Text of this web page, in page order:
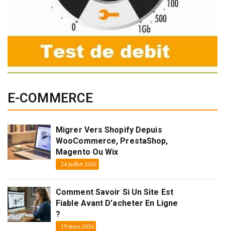
E-COMMERCE
Migrer Vers Shopify Depuis
WooCommerce, PrestaShop,
Magento Ou Wix
24 juillet 2026
Comment Savoir Si Un Site Est
Fiable Avant D’acheter En Ligne
?
19 mars 2026